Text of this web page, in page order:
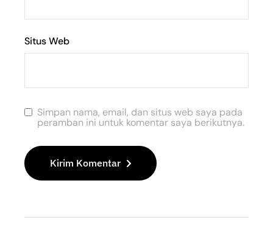
Situs Web
Simpan nama, email, dan situs web saya pada
peramban ini untuk komentar saya berikutnya.
Kirim Komentar